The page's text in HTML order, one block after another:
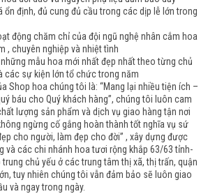
định, đủ cung đủ cầu trong các dịp lễ lớn trong
chăm chỉ của đội ngũ nghệ nhân cắm hoa
, chuyên nghiệp và nhiệt tình
mẫu hoa mới nhất đẹp nhất theo từng chủ
các sự kiện lớn tổ chức trong năm
Shop hoa chúng tôi là: “Mang lại nhiều tiện ích –
báu cho Quý khách hàng”, chúng tôi luôn cam
lượng sản phẩm và dịch vụ giao hàng tận nơi
ngừng cố gắng hoàn thành tốt nghĩa vụ sứ
cho người, làm đẹp cho đời” , xây dựng được
và các chi nhánh hoa tươi rộng khắp 63/63 tỉnh-
chủ yếu ở các trung tâm thị xã, thị trấn, quận
tuy nhiên chúng tôi vẫn đảm bảo sẽ luôn giao
và ngay trong ngày.